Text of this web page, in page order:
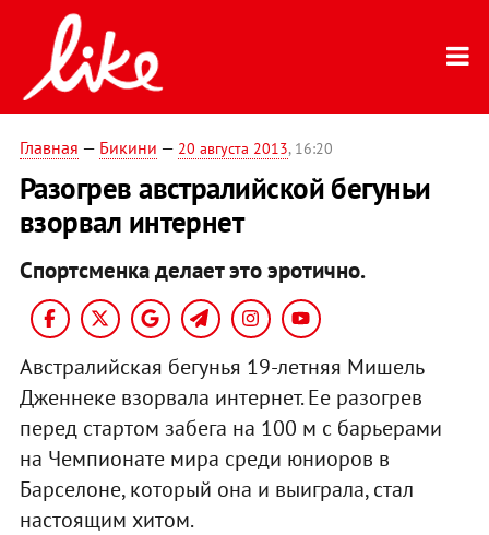
Главная — Бикини — 20 августа 2013, 16:20
Разогрев австралийской бегуньи
взорвал интернет
Спортсменка делает это эротично.
Австралийская бегунья 19-летняя Мишель
Дженнеке взорвала интернет. Ее разогрев
перед стартом забега на 100 м с барьерами
на Чемпионате мира среди юниоров в
Барселоне, который она и выиграла, стал
настоящим хитом.